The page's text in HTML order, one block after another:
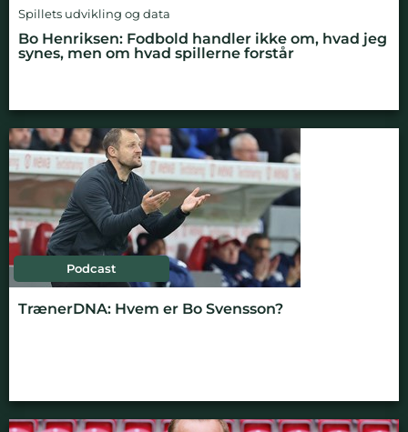
Spillets udvikling og data
Bo Henriksen: Fodbold handler ikke om, hvad jeg
synes, men om hvad spillerne forstår
Podcast
TrænerDNA: Hvem er Bo Svensson?